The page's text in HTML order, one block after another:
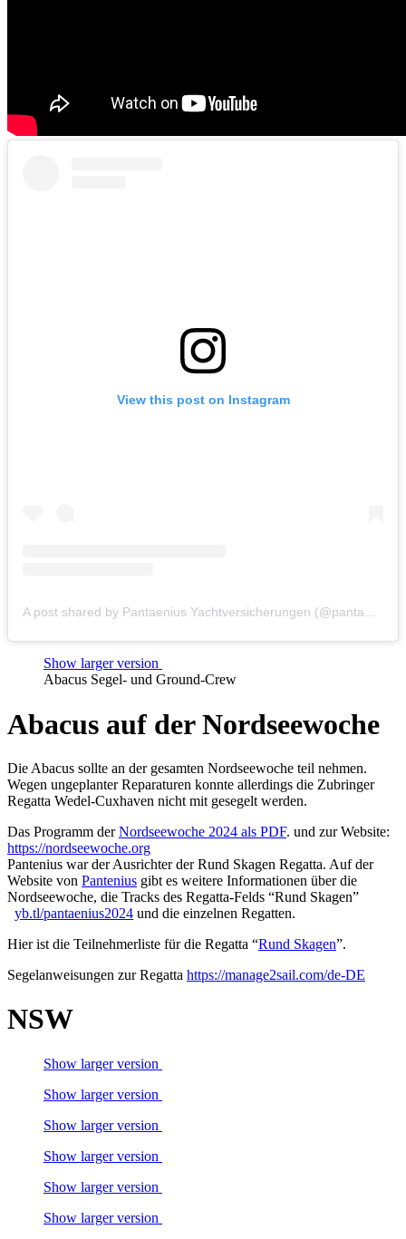
View this post on Instagram
Show larger version
Abacus Segel- und Ground-Crew
Abacus auf der Nordseewoche
Die Abacus sollte an der gesamten Nordseewoche teil nehmen.
Wegen ungeplanter Reparaturen konnte allerdings die Zubringer
Regatta Wedel-Cuxhaven nicht mit gesegelt werden.
Das Programm derNordseewoche 2024 als PDF. und zur Website:
https://nordseewoche.org
Pantenius war der Ausrichter der Rund Skagen Regatta. Auf der
Website von Pantenius gibt es weitere Informationen über die
Nordseewoche, die Tracks des Regatta-Felds “Rund Skagen”
yb.tl/pantaenius2024 und die einzelnen Regatten.
Hier ist die Teilnehmerliste für die Regatta “Rund Skagen”.
Segelanweisungen zur Regatta https://manage2sail.com/de-DE
NSW
Show larger version
Show larger version
Show larger version
Show larger version
Show larger version
Show larger version